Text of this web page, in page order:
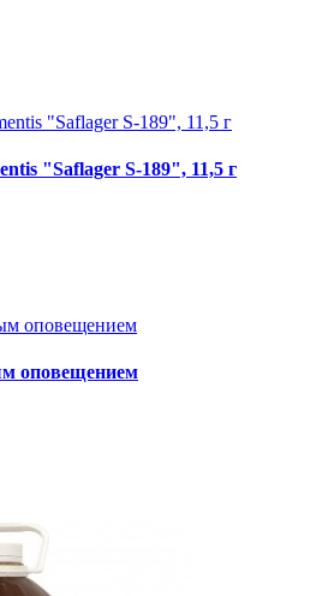
"Saflager S-189", 11,5 г
оповещением